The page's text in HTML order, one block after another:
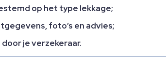
op het type lekkage;
foto’s en advies;
je verzekeraar.